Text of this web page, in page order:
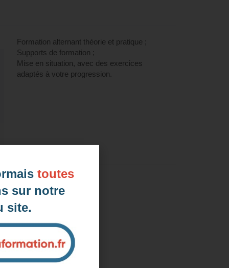
Formation alternant théorie et pratique ;
Supports de formation ;
Mise en situation, avec des exercices
adaptés à votre progression.
toutes
sur notre
site.